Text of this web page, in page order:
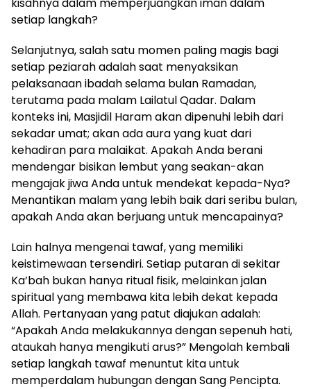
setiap langkah?
Selanjutnya, salah satu momen paling magis bagi
setiap peziarah adalah saat menyaksikan
pelaksanaan ibadah selama bulan Ramadan,
terutama pada malam Lailatul Qadar. Dalam
konteks ini, Masjidil Haram akan dipenuhi lebih dari
sekadar umat; akan ada aura yang kuat dari
kehadiran para malaikat. Apakah Anda berani
mendengar bisikan lembut yang seakan-akan
mengajak jiwa Anda untuk mendekat kepada-Nya?
Menantikan malam yang lebih baik dari seribu bulan,
apakah Anda akan berjuang untuk mencapainya?
Lain halnya mengenai tawaf, yang memiliki
keistimewaan tersendiri. Setiap putaran di sekitar
Ka’bah bukan hanya ritual fisik, melainkan jalan
spiritual yang membawa kita lebih dekat kepada
Allah. Pertanyaan yang patut diajukan adalah:
“Apakah Anda melakukannya dengan sepenuh hati,
ataukah hanya mengikuti arus?” Mengolah kembali
setiap langkah tawaf menuntut kita untuk
memperdalam hubungan dengan Sang Pencipta.